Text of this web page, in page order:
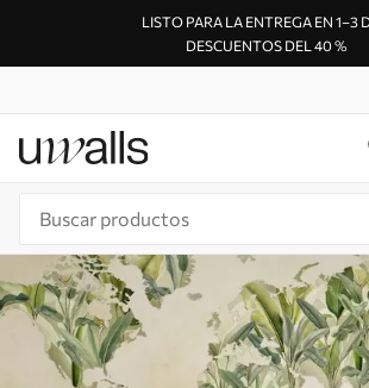
LISTO PARA LA ENTREGA EN 1–3
DESCUENTOS DEL 40 %